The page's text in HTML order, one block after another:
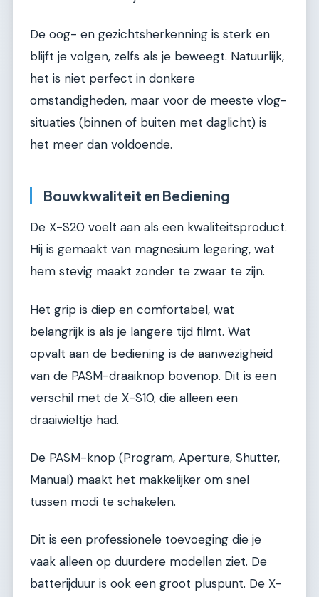
De oog- en gezichtsherkenning is sterk en
blijft je volgen, zelfs als je beweegt. Natuurlijk,
het is niet perfect in donkere
omstandigheden, maar voor de meeste vlog-
situaties (binnen of buiten met daglicht) is
het meer dan voldoende.
Bouwkwaliteit en Bediening
De X-S20 voelt aan als een kwaliteitsproduct.
Hij is gemaakt van magnesium legering, wat
hem stevig maakt zonder te zwaar te zijn.
Het grip is diep en comfortabel, wat
belangrijk is als je langere tijd filmt. Wat
opvalt aan de bediening is de aanwezigheid
van de PASM-draaiknop bovenop. Dit is een
verschil met de X-S10, die alleen een
draaiwieltje had.
De PASM-knop (Program, Aperture, Shutter,
Manual) maakt het makkelijker om snel
tussen modi te schakelen.
Dit is een professionele toevoeging die je
vaak alleen op duurdere modellen ziet. De
batterijduur is ook een groot pluspunt. De X-